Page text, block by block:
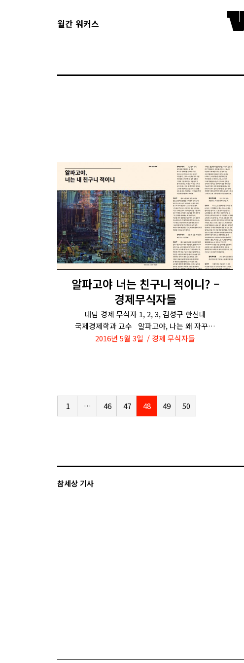
월간 워커스
알파고야 너는 친구니 적이니? –
경제무식자들
대담 경제 무식자 1, 2, 3, 김성구 한신대
국제경제학과 교수 알파고야, 나는 왜 자꾸…
2016년 5월 3일
경제 무식자들
1 … 46 47 48 49 50
참세상 기사